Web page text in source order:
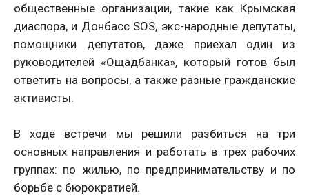
общественные организации, такие как Крымская
диаспора, и Донбасс SOS, экс-народные депутаты,
помощники депутатов, даже приехал один из
руководителей «Ощадбанка», который готов был
ответить на вопросы, а также разные гражданские
активисты.
В ходе встречи мы решили разбиться на три
основных направления и работать в трех рабочих
группах: по жилью, по предпринимательству и по
борьбе с бюрократией.